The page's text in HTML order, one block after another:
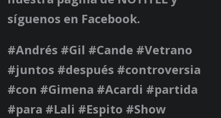
síguenos en Facebook.
#Andrés #Gil #Cande #Vetrano
#juntos #después #controversia
#con #Gimena #Acardi #partida
#para #Lali #Espito #Show